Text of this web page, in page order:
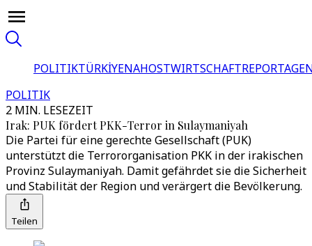
POLITIKTÜRKİYENAHOSTWIRTSCHAFT
POLITIK
2 MIN. LESEZEIT
Irak: PUK fördert PKK-Terror in Sulaymaniyah
Die Partei für eine gerechte Gesellschaft (PUK)
unterstützt die Terrororganisation PKK in der irakischen
Provinz Sulaymaniyah. Damit gefährdet sie die Sicherheit
und Stabilität der Region und verärgert die Bevölkerung.
Teilen